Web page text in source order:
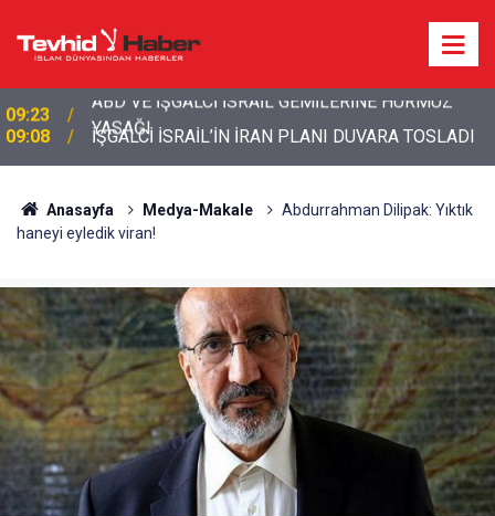
09:08 İŞGALCİ İSRAİL’İN İRAN PLANI DUVARA TOSLADI
Anasayfa Medya-Makale
Abdurrahman Dilipak: Yıktık
haneyi eyledik viran!